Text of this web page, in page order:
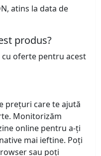
atins la data de
produs?
oferte pentru acest
prețuri care te ajută
Monitorizăm
online pentru a-ți
mai ieftine. Poți
sau poți